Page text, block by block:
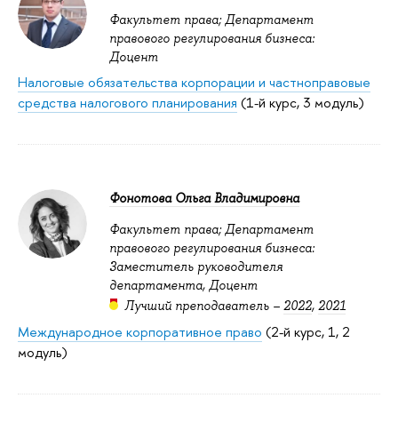
Факультет права; Департамент
правового регулирования бизнеса:
Доцент
Налоговые обязательства корпорации и частноправовые
средства налогового планирования (1-й курс, 3 модуль)
Фонотова Ольга Владимировна
Факультет права; Департамент
правового регулирования бизнеса:
Заместитель руководителя
департамента, Доцент
Лучший преподаватель – 2022, 2021
Международное корпоративное право (2-й курс, 1, 2
модуль)